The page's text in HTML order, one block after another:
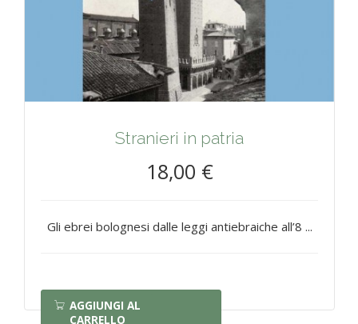
Stranieri in patria
18,00 €
Gli ebrei bolognesi dalle leggi antiebraiche all’8 ...
AGGIUNGI AL
CARRELLO